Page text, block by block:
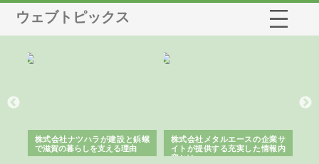
ウェブトピックス
株式会社ナツハラが建設と鋲螺
で滋賀の暮らしを支える理由
株式会社メタルエースの企業サ
イトが提供する充実した情報内
容とは